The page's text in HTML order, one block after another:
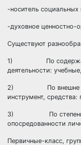
-носитель
-духовное ценностно-
Существуют
1) По содержанию
деятельности:
2) По внешне
инструмент,
3) По степени
опосредованности
Первичные-класс,